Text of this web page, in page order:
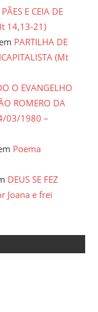
E CEIA DE
14,13-21)
PARTILHA DE
(Mt
O EVANGELHO
ROMERO DA
03/1980 –
Poema
DEUS SE FEZ
Joana e frei